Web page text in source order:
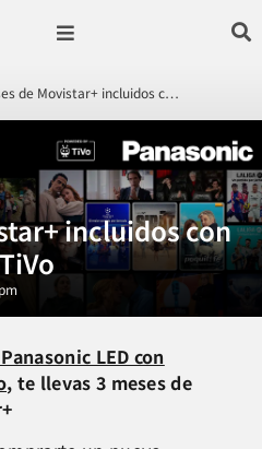
de Movistar+ incluidos c…
incluidos con
LED con
, te llevas 3 meses de